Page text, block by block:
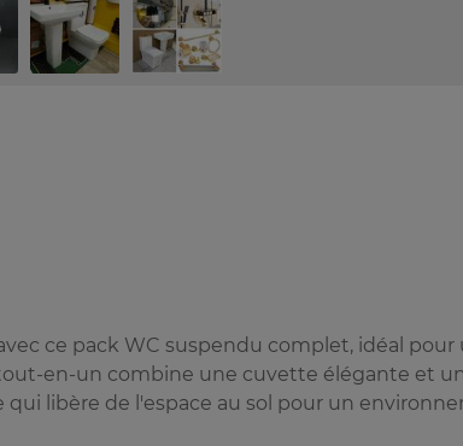
ce pack WC suspendu complet, idéal
en-un combine une cuvette élégante et
libère de l'espace au sol pour un